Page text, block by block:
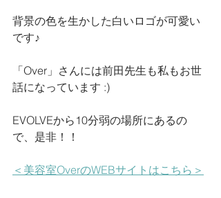
背景の色を生かした白いロゴが可愛い
です♪
「Over」さんには前田先生も私もお世
話になっています :)
EVOLVEから10分弱の場所にあるの
で、是非！！
＜美容室OverのWEBサイトはこちら＞